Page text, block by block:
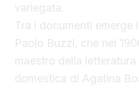
variegata.
Tra i documenti emerge
Paolo Buzzi, che nel
maestro della
domestica di Agatina